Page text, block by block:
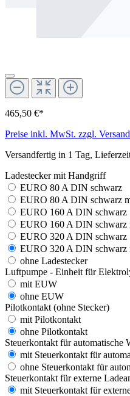
465,50 €*
Preise inkl. MwSt. zzgl.
Versandfertig in 1 Tag,
Ladestecker mit Handgriff
EURO 80 A DIN schwarz
EURO 80 A DIN schwarz
EURO 160 A DIN schwarz
EURO 160 A DIN
EURO 320 A DIN schwarz
EURO 320 A DIN
ohne Ladestecker
Luftpumpe - Einheit für
mit EUW
ohne EUW
Pilotkontakt (ohne Stecker)
mit Pilotkontakt
ohne Pilotkontakt
Steuerkontakt für automatische
mit Steuerkontakt für
ohne Steuerkontakt für
Steuerkontakt für externe
mit Steuerkontakt für